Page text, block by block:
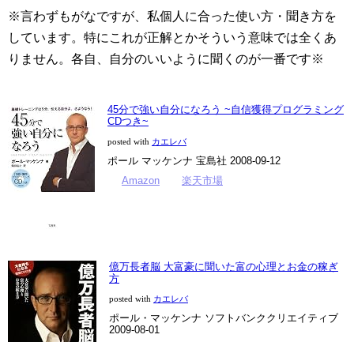
※言わずもがなですが、私個人に合った使い方・聞き方を
しています。特にこれが正解とかそういう意味では全くあ
りません。各自、自分のいいように聞くのが一番です※
45分で強い自分になろう ~自信獲得プログラミング
CDつき~
posted with カエレバ
ポール マッケンナ 宝島社 2008-09-12
Amazon
楽天市場
億万長者脳 大富豪に聞いた富の心理とお金の稼ぎ
方
posted with カエレバ
ポール・マッケンナ ソフトバンククリエイティブ
2009-08-01